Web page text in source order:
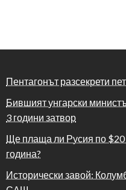
Пентагонът разсекрети
Бившият унгарски
3 години затвор
Ще плаща ли Русия по
година?
Исторически завой: